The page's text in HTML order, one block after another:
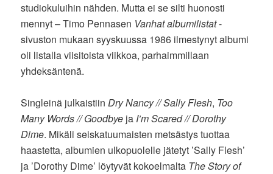
studiokuluihin nähden. Mutta ei se silti huonosti
mennyt – Timo Pennasen Vanhat albumilistat-
sivuston mukaan syyskuussa 1986 ilmestynyt albumi
oli listalla viisitoista viikkoa, parhaimmillaan
yhdeksäntenä.
Singleinä julkaistiinDry Nancy // Sally Flesh, Too
Many Words // Goodbye ja I’m Scared // Dorothy
Dime. Mikäli seiskatuumaisten metsästys tuottaa
haastetta, albumien ulkopuolelle jätetyt ’Sally Flesh’
ja ’Dorothy Dime’ löytyvät kokoelmalta The Story of